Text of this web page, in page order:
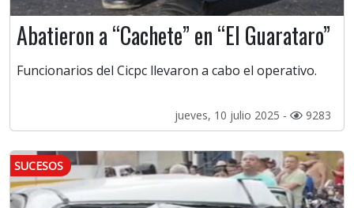
Abatieron a “Cachete” en “El Guarataro”
Funcionarios del Cicpc llevaron a cabo el operativo.
jueves, 10 julio 2025 - 9283
SUCESOS